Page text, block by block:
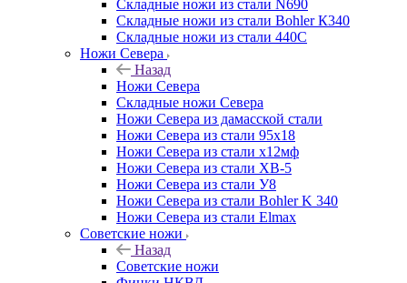
Складные ножи из стали N690
Складные ножи из стали Bohler К340
Складные ножи из стали 440С
Ножи Севера
Назад
Ножи Севера
Складные ножи Севера
Ножи Севера из дамасской стали
Ножи Севера из стали 95х18
Ножи Севера из стали х12мф
Ножи Севера из стали ХВ-5
Ножи Севера из стали У8
Ножи Севера из стали Bohler K 340
Ножи Севера из стали Elmax
Советские ножи
Назад
Советские ножи